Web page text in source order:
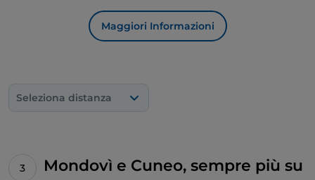
Maggiori Informazioni
Seleziona distanza
Mondovì e Cuneo, sempre più su